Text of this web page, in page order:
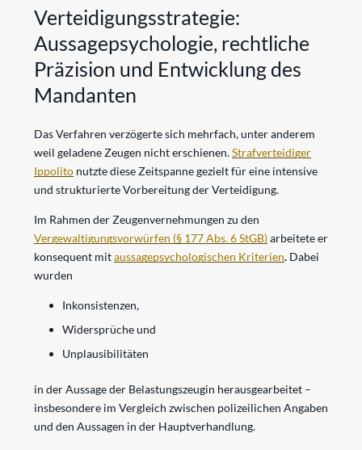
Verteidigungsstrategie:
Aussagepsychologie, rechtliche
Präzision und Entwicklung des
Mandanten
Das Verfahren verzögerte sich mehrfach, unter anderem
weil geladene Zeugen nicht erschienen.Strafverteidiger
Ippolito nutzte diese Zeitspanne gezielt für eine intensive
und strukturierte Vorbereitung der Verteidigung.
Im Rahmen der Zeugenvernehmungen zu den
Vergewaltigungsvorwürfen (§ 177 Abs. 6 StGB)arbeitete er
konsequent mitaussagepsychologischen Kriterien. Dabei
wurden
Inkonsistenzen,
Widersprüche und
Unplausibilitäten
in der Aussage der Belastungszeugin herausgearbeitet –
insbesondere im Vergleich zwischen polizeilichen Angaben
und den Aussagen in der Hauptverhandlung.